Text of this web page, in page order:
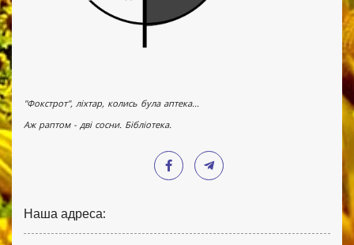
"Фокстрот", ліхтар, колись була аптека...
Аж раптом - дві сосни. Бібліотека.
Наша адреса: